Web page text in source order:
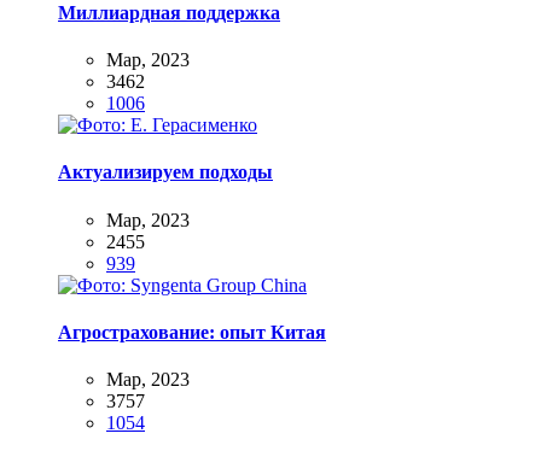
Миллиардная поддержка
Мар, 2023
3462
1006
Актуализируем подходы
Мар, 2023
2455
939
Агрострахование: опыт Китая
Мар, 2023
3757
1054